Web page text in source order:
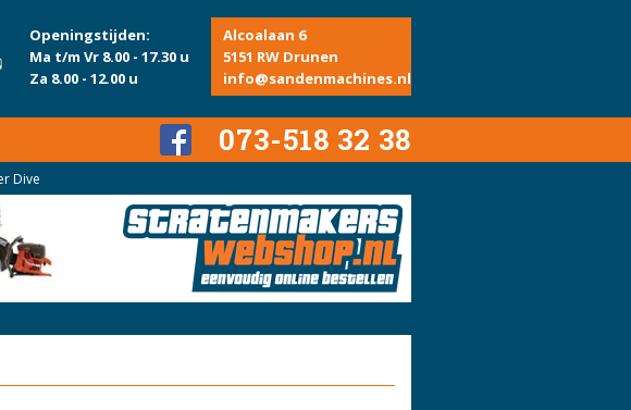
Openingstijden:
Ma t/m Vr 8.00 - 17.30 u
Za 8.00 - 12.00 u
Alcoalaan 6
5151 RW Drunen
info@sandenmachines.nl
073-518 32 38
Dive